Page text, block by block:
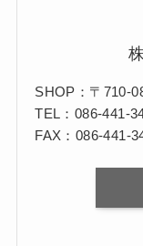
SHOP：〒710-
TEL：086-441-
FAX：086-441-